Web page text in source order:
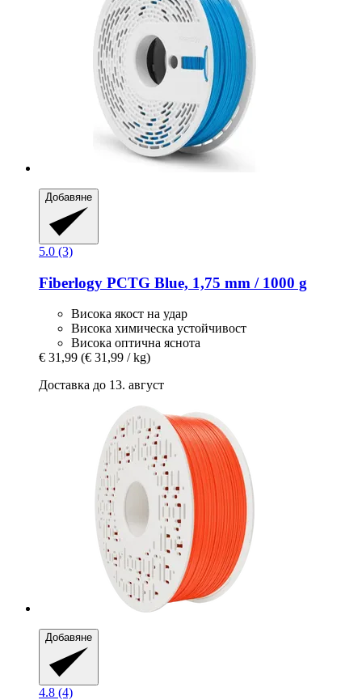
Добавяне
5.0 (3)
Fiberlogy PCTG Blue, 1,75 mm / 1000 g
Висока якост на удар
Висока химическа устойчивост
Висока оптична яснота
€ 31,99 (€ 31,99 / kg)
Доставка до 13. август
Добавяне
4.8 (4)